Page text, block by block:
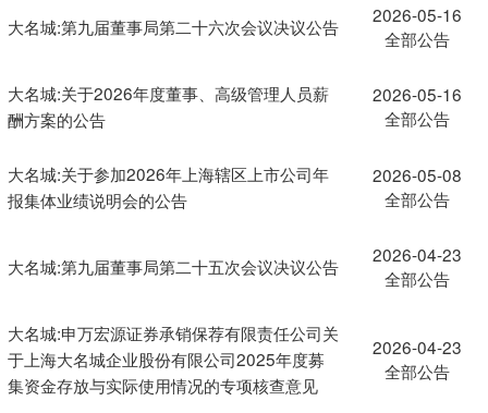
大名城:第九届董事局第二十六次会议决议公告
2026-05-16
全部公告
大名城:关于2026年度董事、高级管理人员薪
酬方案的公告
2026-05-16
全部公告
大名城:关于参加2026年上海辖区上市公司年
报集体业绩说明会的公告
2026-05-08
全部公告
大名城:第九届董事局第二十五次会议决议公告
2026-04-23
全部公告
大名城:申万宏源证券承销保荐有限责任公司关
于上海大名城企业股份有限公司2025年度募
集资金存放与实际使用情况的专项核查意见
2026-04-23
全部公告